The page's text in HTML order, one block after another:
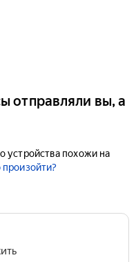
отправляли вы, а
устройства похожи на